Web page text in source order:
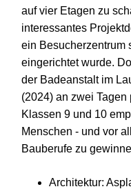
auf vier Etagen zu
interessantes
ein Besucherzentrum
eingerichtet wurde.
der Badeanstalt im
(2024) an zwei
Klassen 9 und 10
Menschen - und vor
Bauberufe zu
Architektur: